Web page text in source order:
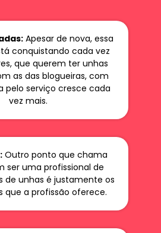
Apesar de nova, essa
conquistando cada vez
que querem ter unhas
as das blogueiras, com
pelo serviço cresce cada
vez mais.
Outro ponto que chama
ser uma profissional de
de unhas é justamente os
que a profissão oferece.